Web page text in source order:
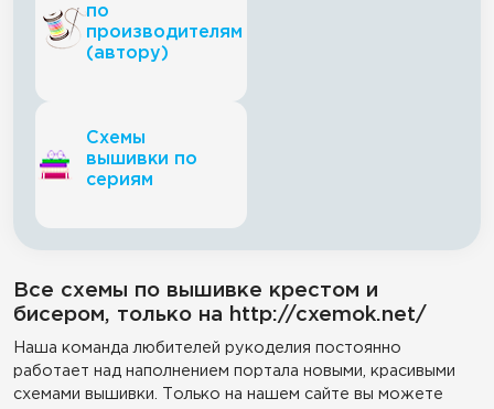
по
производителям
(автору)
Схемы
вышивки по
сериям
Все схемы по вышивке крестом и
бисером, только на http://cxemok.net/
Наша команда любителей рукоделия постоянно
работает над наполнением портала новыми, красивыми
схемами вышивки. Только на нашем сайте вы можете